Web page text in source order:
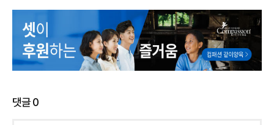
댓글0